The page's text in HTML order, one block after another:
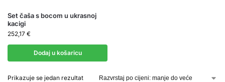
Set čaša s bocom u ukrasnoj
kacigi
252,17 €
Dodaj u košaricu
Prikazuje se jedan rezultat